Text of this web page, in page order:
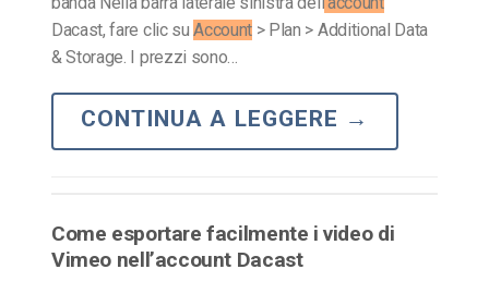
Dacast, fare clic suAccount > Plan > Additional Data
& Storage. I prezzi sono…
CONTINUA A LEGGERE →
Come esportare facilmente i video di
Vimeo nell’account Dacast